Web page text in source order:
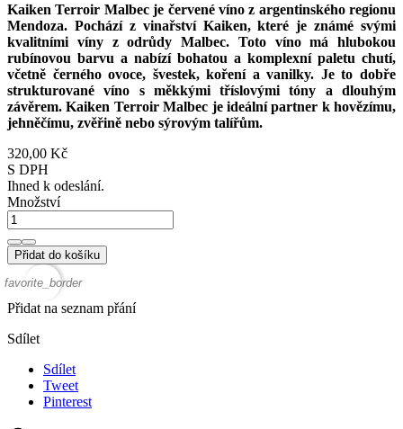
Kaiken Terroir Malbec je červené víno z argentinského regionu
Mendoza. Pochází z vinařství Kaiken, které je známé svými
kvalitními víny z odrůdy Malbec. Toto víno má hlubokou
rubínovou barvu a nabízí bohatou a komplexní paletu chutí,
včetně černého ovoce, švestek, koření a vanilky. Je to dobře
strukturované víno s měkkými tříslovými tóny a dlouhým
závěrem. Kaiken Terroir Malbec je ideální partner k hovězímu,
jehněčímu, zvěřině nebo sýrovým talířům.
320,00 Kč
S DPH
Ihned k odeslání.
Množství
Přidat do košíku
favorite_border
Přidat na seznam přání
Sdílet
Sdílet
Tweet
Pinterest